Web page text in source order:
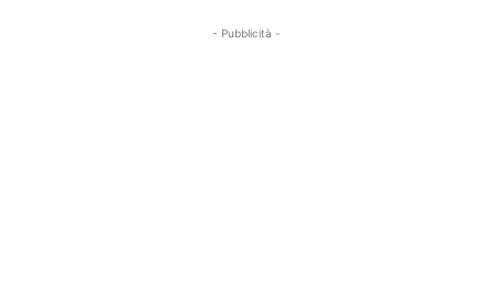
- Pubblicità -